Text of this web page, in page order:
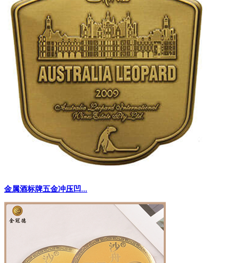
金属酒标牌五金冲压凹...